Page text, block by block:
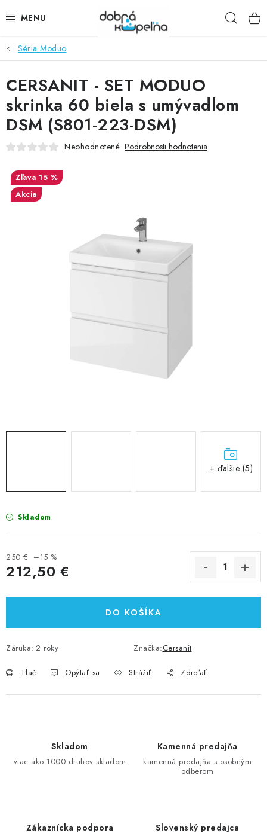
na
SPRCHOVÉ KÚTY
SPRCHOVÉ DVERE
BATÉRIE
VANE
KÚPEĽŇOVÝ NÁBYTOK
Reklamačný poriadok
Blog
Kontakty
Séria Moduo
Skladom
250 € –15 %
212,50 €
DO KOŠÍKA
Záruka: 2 roky Značka:Cersanit
Tlač Opýtať sa Strážiť Zdieľať
CERSANIT - SET MODUO
skrinka 60 biela s umývadlom
DSM (S801-223-DSM)
Neohodnotené Podrobnosti hodnotenia
15 %
Akcia
+ ďalšie (5)
Skladom
viac ako 1000 druhov skladom
Kamenná predajňa
kamenná predajňa s osobným
odberom
Zákaznícka podpora Slovenský predajca